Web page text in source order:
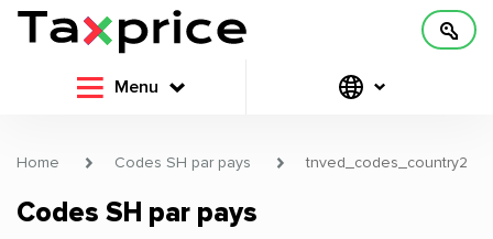
Menu
Home Codes SH par pays tnved_codes_country2
Codes SH par pays